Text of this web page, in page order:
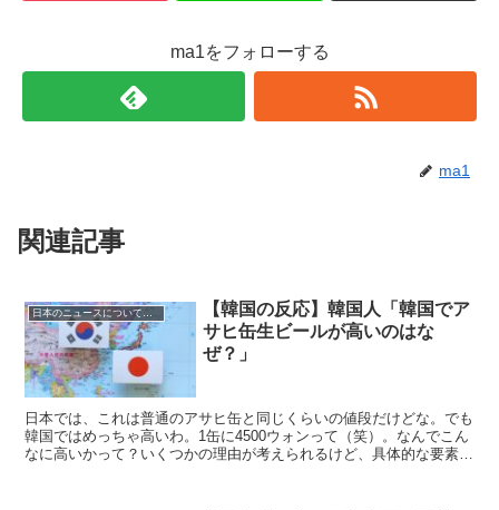
ma1をフォローする
ma1
関連記事
【韓国の反応】韓国人「韓国でア
サヒ缶生ビールが高いのはな
ぜ？」
日本では、これは普通のアサヒ缶と同じくらいの値段だけどな。でも
韓国ではめっちゃ高いわ。1缶に4500ウォンって（笑）。なんでこん
なに高いかって？いくつかの理由が考えられるけど、具体的な要素は